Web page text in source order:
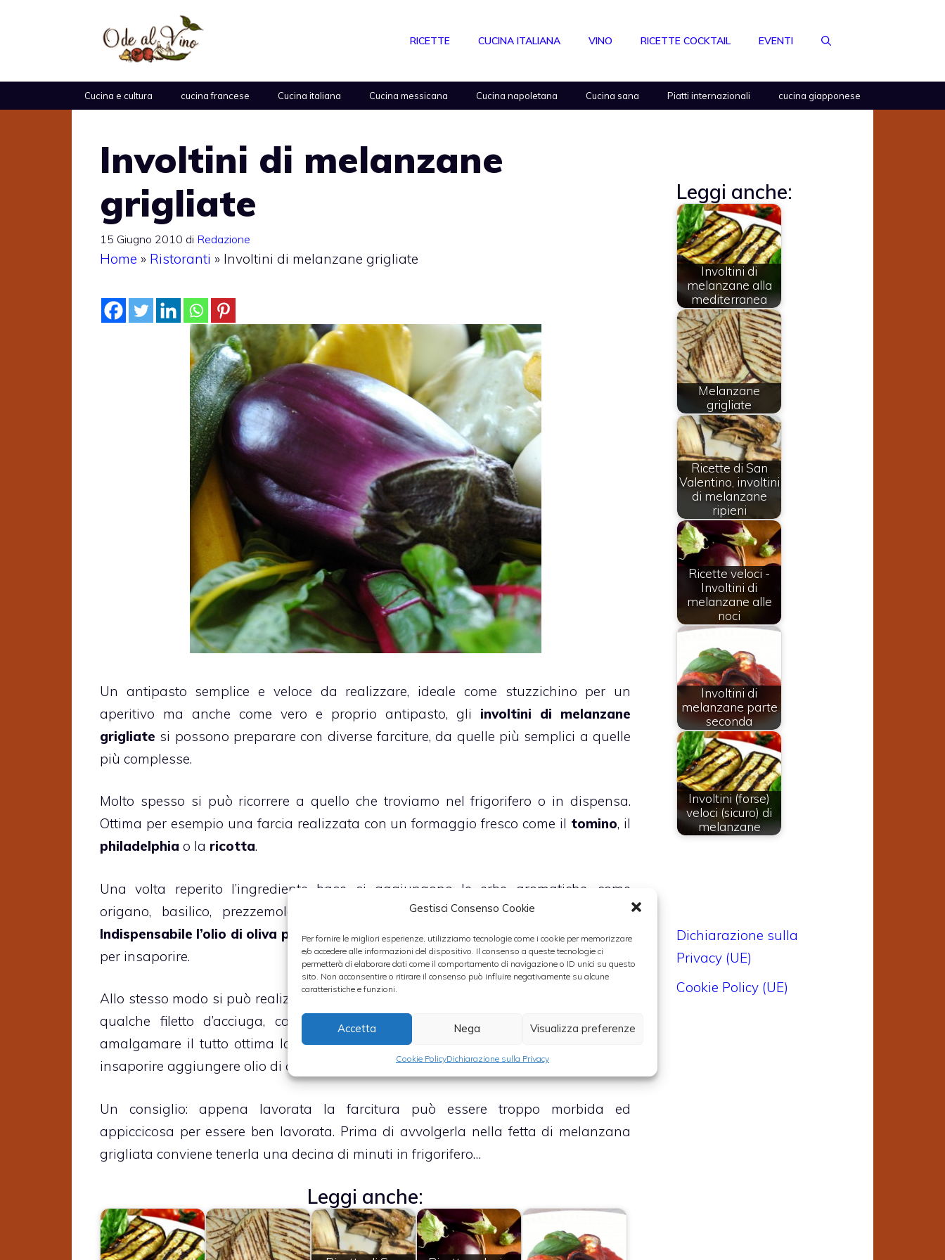
Gestisci Consenso Cookie
Per fornire le migliori esperienze, utilizziamo tecnologie come i cookie per memorizzare
e/o accedere alle informazioni del dispositivo. Il consenso a queste tecnologie ci
permetterà di elaborare dati come il comportamento di navigazione o ID unici su questo
sito. Non acconsentire o ritirare il consenso può influire negativamente su alcune
caratteristiche e funzioni.
Accetta Nega Visualizza preferenze
Cookie PolicyDichiarazione sulla Privacy
RICETTE CUCINA ITALIANA VINO RICETTE COCKTAIL EVENTI
Cucina e cultura cucina francese Cucina italiana Cucina messicana Cucina napoletana Cucina sana Piatti internazionali cucina giapponese
Involtini di melanzane
grigliate
15 Giugno 2010 di Redazione
Home » Ristoranti » Involtini di melanzane grigliate
Un antipasto semplice e veloce da realizzare, ideale come stuzzichino per un
aperitivo ma anche come vero e proprio antipasto, gli involtini di melanzane
grigliate si possono preparare con diverse farciture, da quelle più semplici a quelle
più complesse.
Molto spesso si può ricorrere a quello che troviamo nel frigorifero o in dispensa.
Ottima per esempio una farcia realizzata con un formaggio fresco come il tomino, il
philadelphia o la ricotta.
Una volta reperito l’ingrediente base si aggiungono le erbe aromatiche, come
origano, basilico, prezzemolo ed poco di aglio spremuto o tritato finissimo.
Indispensabile l’olio di oliva per ammorbidire l’impastoe naturalmente sale e pepe
per insaporire.
Allo stesso modo si può realizzare una farcia altrettanto saporita miscelando tonno,
qualche filetto d’acciuga, capperi ed olive snocciolate e tritate finemente. Per
amalgamare il tutto ottima la maionese o delle patate schiacciate. Per condire ed
insaporire aggiungere olio di oliva, sale pepe ed erbe aromatiche a scelta.
Un consiglio: appena lavorata la farcitura può essere troppo morbida ed
appiccicosa per essere ben lavorata. Prima di avvolgerla nella fetta di melanzana
grigliata conviene tenerla una decina di minuti in frigorifero…
Leggi anche:
Leggi anche:
Involtini di
melanzane alla
mediterranea
Melanzane
grigliate
Ricette di San
Valentino, involtini
di melanzane
ripieni
Ricette veloci -
Involtini di
melanzane alle
noci
Involtini di
melanzane parte
seconda
Involtini (forse)
veloci (sicuro) di
melanzane
Dichiarazione sulla
Privacy (UE)
Cookie Policy (UE)